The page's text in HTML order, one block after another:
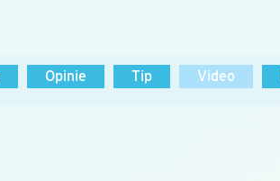
Opinie Tip Video